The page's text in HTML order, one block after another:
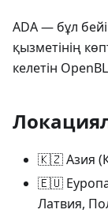
ADA — бұл
қызметінің
келетін
🇰🇿 Азия
🇪🇺 Еуропа
Латвия,